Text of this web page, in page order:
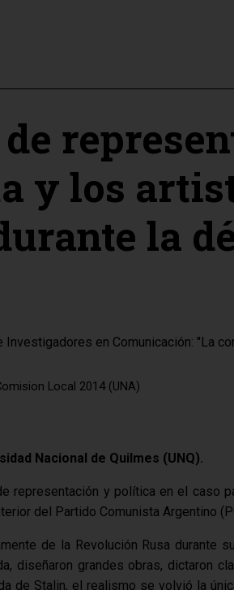
y los
la
en Comunicación: "La
Local 2014 (UNA)
Nacional de Quilmes (UNQ).
representación y política en el caso
del Partido Comunista Argentino
de la Revolución Rusa durante
diseñaron grandes obras, dictaron
de Stalin, el realismo se volvió la